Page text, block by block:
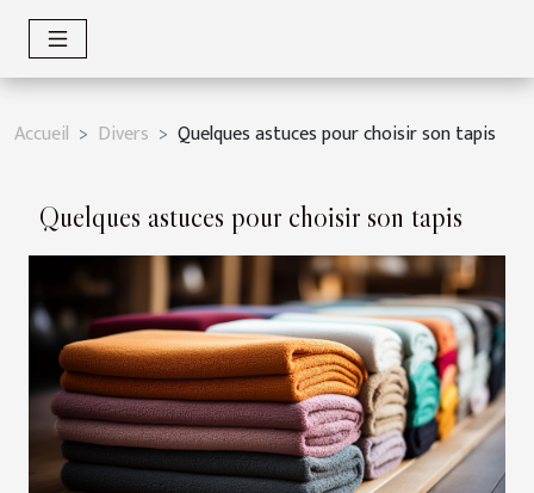
Accueil Divers Quelques astuces pour choisir son tapis
Quelques astuces pour choisir son tapis